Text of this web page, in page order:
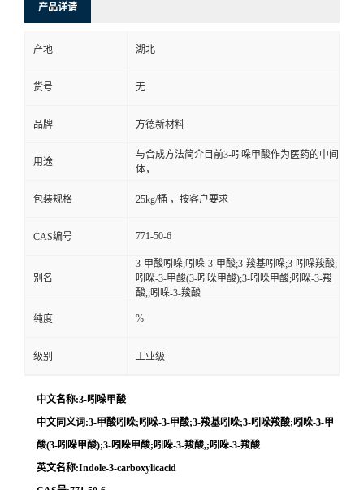
产品详请
产地 湖北
货号 无
品牌 方德新材料
用途
与合成方法简介目前3-吲哚甲酸作为医药的中间
体，
包装规格 25kg/桶 ，按客户要求
CAS编号 771-50-6
别名
3-甲酸吲哚;吲哚-3-甲酸;3-羧基吲哚;3-吲哚羧酸;
吲哚-3-甲酸(3-吲哚甲酸);3-吲哚甲酸;吲哚-3-羧
酸,;吲哚-3-羧酸
纯度 %
级别 工业级
中文名称:3-吲哚甲酸
中文同义词:3-甲酸吲哚;吲哚-3-甲酸;3-羧基吲哚;3-吲哚羧酸;吲哚-3-甲
酸(3-吲哚甲酸);3-吲哚甲酸;吲哚-3-羧酸,;吲哚-3-羧酸
英文名称:Indole-3-carboxylicacid